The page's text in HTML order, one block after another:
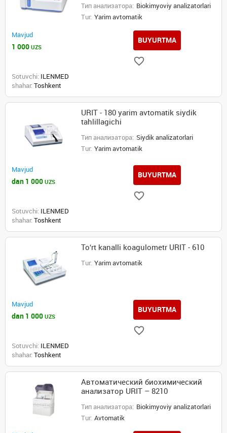
Тип анализатора: Biokimyoviy analizatorlari
Tur: Yarim avtomatik
Mavjud
1 000 UZS
BUYURTMA
Sotuvchi: ILENMED
shahar: Toshkent
URIT - 180 yarim avtomatik siydik
tahlillagichi
Тип анализатора: Siydik analizatorlari
Tur: Yarim avtomatik
Mavjud
dan 1 000 UZS
BUYURTMA
Sotuvchi: ILENMED
shahar: Toshkent
To‘rt kanalli koagulometr URIT - 610
Tur: Yarim avtomatik
Mavjud
dan 1 000 UZS
BUYURTMA
Sotuvchi: ILENMED
shahar: Toshkent
Автоматический биохимический
анализатор URIT – 8210
Тип анализатора: Biokimyoviy analizatorlari
Tur: Avtomatik